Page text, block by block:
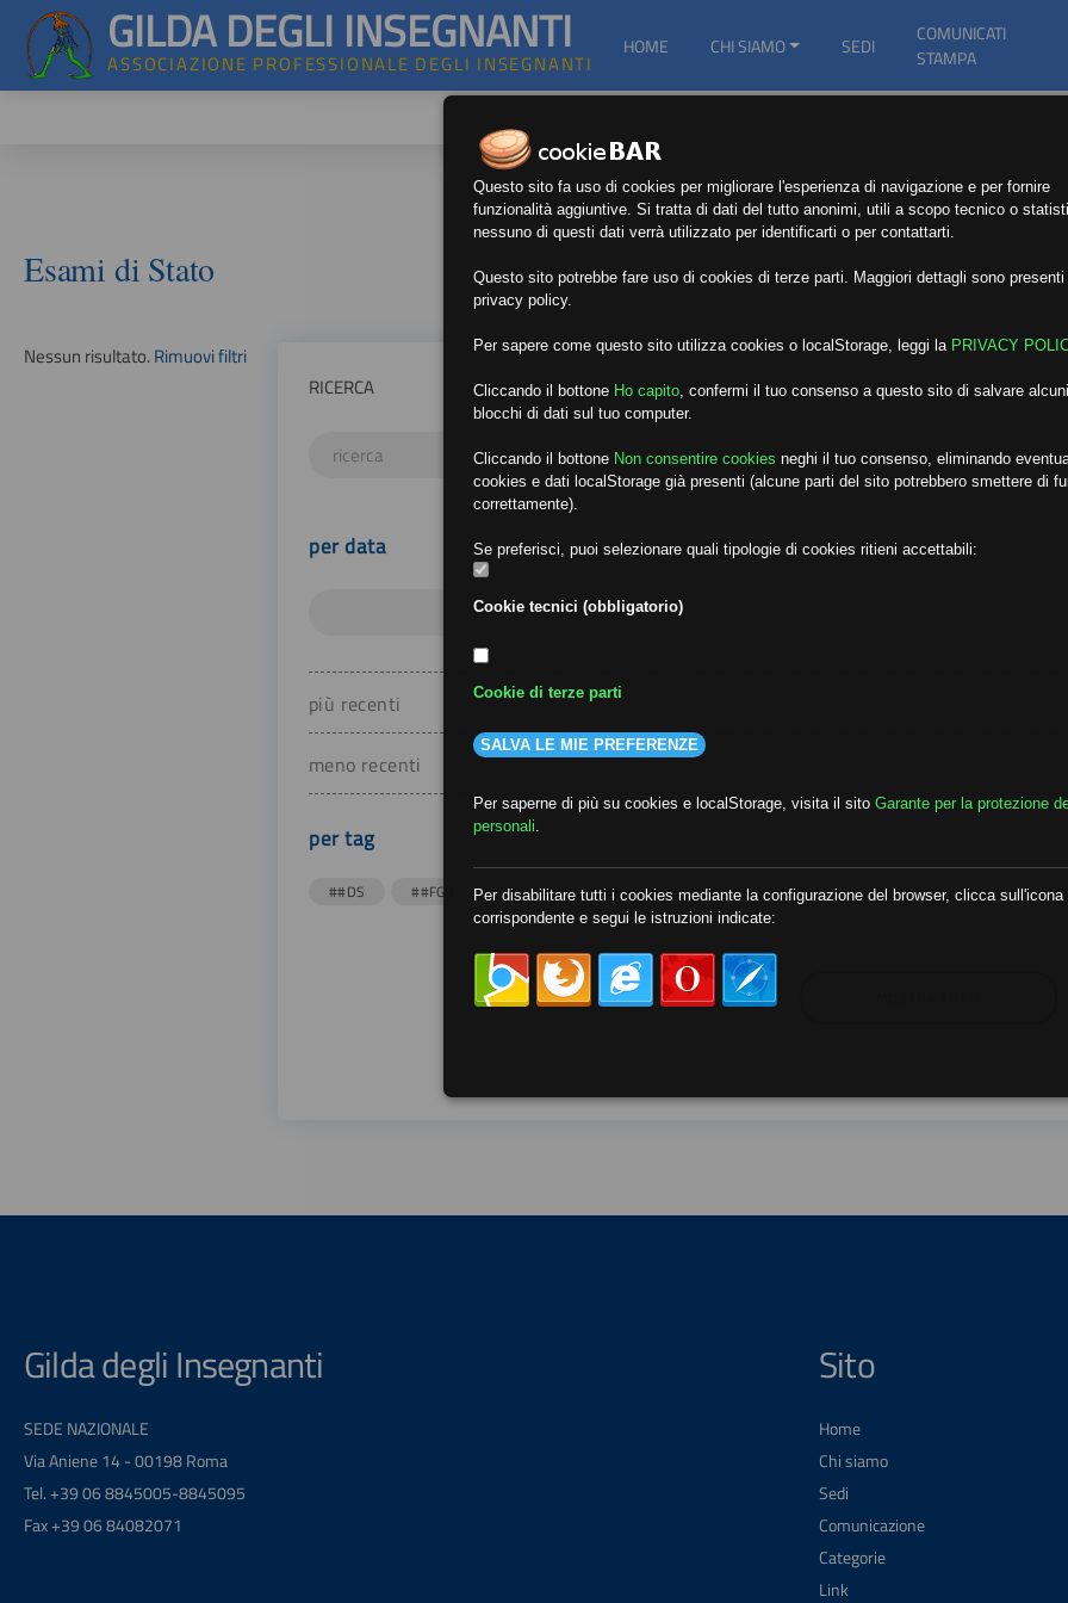
GILDA DEGLI INSEGNANTI
ASSOCIAZIONE PROFESSIONALE DEGLI INSEGNANTI
HOME CHI SIAMO SEDI
COMUNICATI
STAMPA
Esami di Stato
Nessun risultato.Rimuovi filtri
RICERCA
per data
più recenti
meno recenti
per tag
##DS ##FGU ##Gilda ##audoizioni ##autonomia
Gilda degli Insegnanti
SEDE NAZIONALE
Via Aniene 14 - 00198 Roma
Tel. +39 06 8845005-8845095
Fax +39 06 84082071
Sito
Home
Chi siamo
Sedi
Comunicazione
Categorie
Link
Questo sito fa uso di cookies per migliorare l'esperienza di navigazione e per fornire
funzionalità aggiuntive. Si tratta di dati del tutto anonimi, utili a scopo tecnico o
nessuno di questi dati verrà utilizzato per identificarti o per contattarti.
Questo sito potrebbe fare uso di cookies di terze parti. Maggiori dettagli sono
privacy policy.
Per sapere come questo sito utilizza cookies o localStorage, leggi la PRIVACY
Cliccando il bottone Ho capito confermi il tuo consenso a questo sito di salvare
blocchi di dati sul tuo computer.
Cliccando il bottone Non consentire cookies neghi il tuo consenso, eliminando
cookies e dati localStorage già presenti (alcune parti del sito potrebbero smettere di
correttamente).
Se preferisci, puoi selezionare quali tipologie di cookies ritieni accettabili:
Cookie tecnici (obbligatorio)
Cookie di terze parti
SALVA LE MIE PREFERENZE
Per saperne di più su cookies e localStorage, visita il sito Garante per la protezione
personali
Per disabilitare tutti i cookies mediante la configurazione del browser, clicca sull'icona
corrispondente e segui le istruzioni indicate: